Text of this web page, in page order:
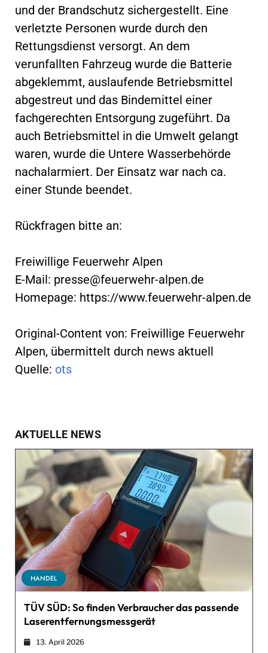
und der Brandschutz sichergestellt. Eine
verletzte Personen wurde durch den
Rettungsdienst versorgt. An dem
verunfallten Fahrzeug wurde die Batterie
abgeklemmt, auslaufende Betriebsmittel
abgestreut und das Bindemittel einer
fachgerechten Entsorgung zugeführt. Da
auch Betriebsmittel in die Umwelt gelangt
waren, wurde die Untere Wasserbehörde
nachalarmiert. Der Einsatz war nach ca.
einer Stunde beendet.
Rückfragen bitte an:
Freiwillige Feuerwehr Alpen
E-Mail: presse@feuerwehr-alpen.de
Homepage: https://www.feuerwehr-alpen.de
Original-Content von: Freiwillige Feuerwehr
Alpen, übermittelt durch news aktuell
Quelle: ots
AKTUELLE NEWS
HANDEL
TÜV SÜD: So finden Verbraucher das passende
Laserentfernungsmessgerät
13. April 2026